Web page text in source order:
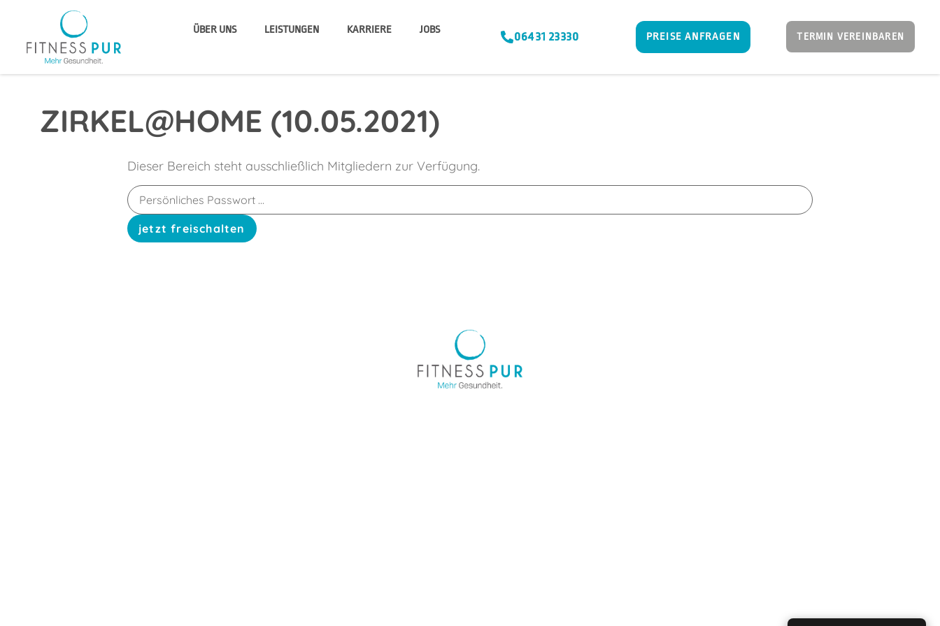
ÜBER UNS LEISTUNGEN KARRIERE JOBS 06431 23330 PREISE ANFRAGEN TERMIN VEREINBAREN
ZIRKEL@HOME (10.05.2021)
Dieser Bereich steht ausschließlich Mitgliedern zur Verfügung.